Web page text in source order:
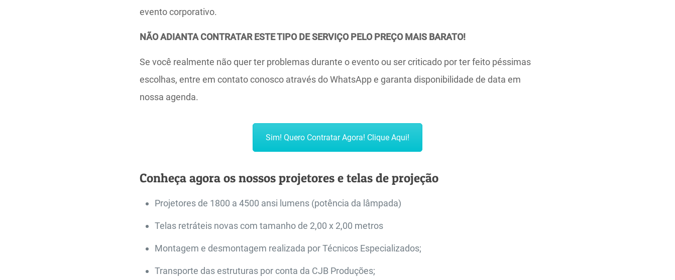
evento corporativo.
NÃO ADIANTA CONTRATAR ESTE TIPO DE SERVIÇO PELO PREÇO MAIS BARATO!
Se você realmente não quer ter problemas durante o evento ou ser criticado por ter feito péssimas
escolhas, entre em contato conosco através do WhatsApp e garanta disponibilidade de data em
nossa agenda.
Sim! Quero Contratar Agora! Clique Aqui!
Conheça agora os nossos projetores e telas de projeção
Projetores de 1800 a 4500 ansi lumens (potência da lâmpada)
Telas retráteis novas com tamanho de 2,00 x 2,00 metros
Montagem e desmontagem realizada por Técnicos Especializados;
Transporte das estruturas por conta da CJB Produções;